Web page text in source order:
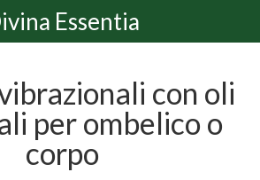
Essentia
con oli
per ombelico o
corpo